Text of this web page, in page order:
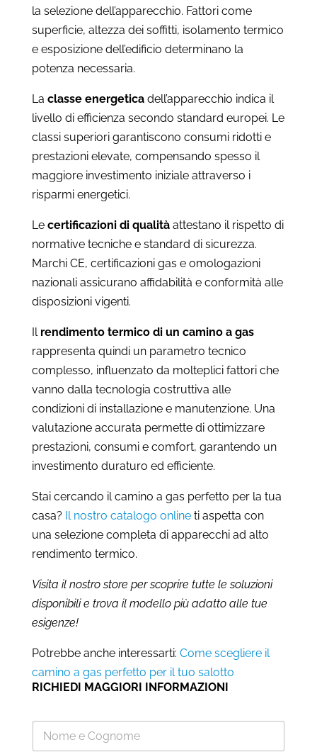
la selezione dell’apparecchio. Fattori come
superficie, altezza dei soffitti, isolamento termico
e esposizione dell’edificio determinano la
potenza necessaria.
La classe energeticadell’apparecchio indica il
livello di efficienza secondo standard europei. Le
classi superiori garantiscono consumi ridotti e
prestazioni elevate, compensando spesso il
maggiore investimento iniziale attraverso i
risparmi energetici.
Le certificazioni di qualitàattestano il rispetto di
normative tecniche e standard di sicurezza.
Marchi CE, certificazioni gas e omologazioni
nazionali assicurano affidabilità e conformità alle
disposizioni vigenti.
Il rendimento termico di un camino a gas
rappresenta quindi un parametro tecnico
complesso, influenzato da molteplici fattori che
vanno dalla tecnologia costruttiva alle
condizioni di installazione e manutenzione. Una
valutazione accurata permette di ottimizzare
prestazioni, consumi e comfort, garantendo un
investimento duraturo ed efficiente.
Stai cercando il camino a gas perfetto per la tua
casa? Il nostro catalogo onlineti aspetta con
una selezione completa di apparecchi ad alto
rendimento termico.
Visita il nostro store per scoprire tutte le soluzioni
disponibili e trova il modello più adatto alle tue
esigenze!
Potrebbe anche interessarti: Come scegliere il
camino a gas perfetto per il tuo salotto
RICHIEDI MAGGIORI INFORMAZIONI